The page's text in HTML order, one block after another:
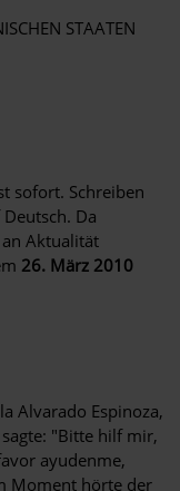
STAATEN
sofort. Schreiben
Da
Aktualität
26. März 2010
Alvarado Espinoza,
"Bitte hilf mir,
ayudenme,
Moment hörte der